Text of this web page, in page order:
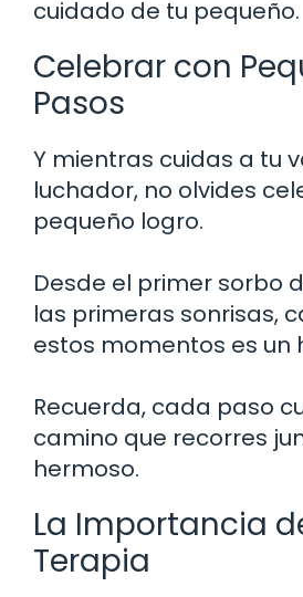
cuidado de tu pequeño.
Celebrar con
Pasos
Y mientras cuidas a tu
luchador, no olvides
pequeño logro.
Desde el primer sorbo
las primeras sonrisas,
estos momentos es un
Recuerda, cada paso
camino que recorres
hermoso.
La Importancia
Terapia